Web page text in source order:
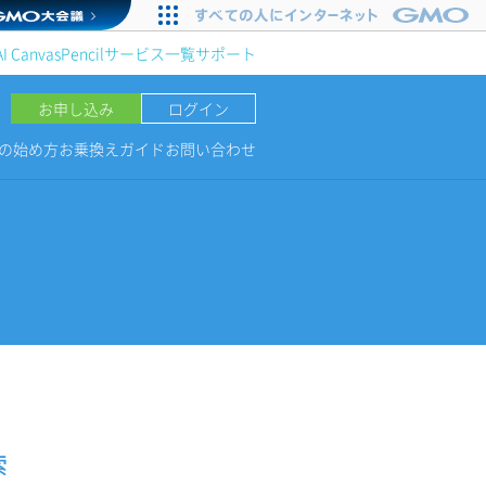
CanvasPencilサービス一覧サポート
お申し込み
ログイン
始め方お乗換えガイドお問い合わせ